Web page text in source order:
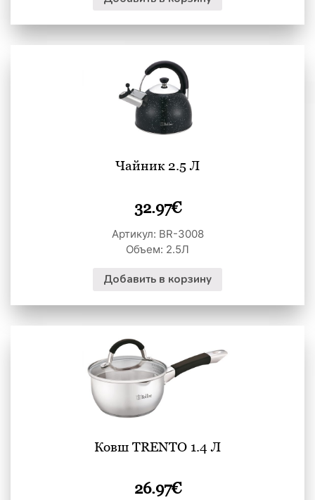
Чайник 2.5 Л
32.97€
Артикул: BR-3008
Объем: 2.5Л
Добавить в корзину
Ковш TRENTO 1.4 Л
26.97€